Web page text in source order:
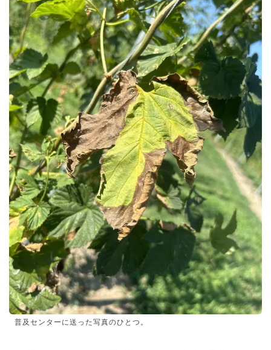
普及センターに送った写真のひとつ。